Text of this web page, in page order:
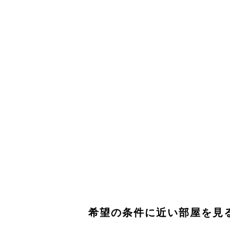
希望の条件に近い部屋を見